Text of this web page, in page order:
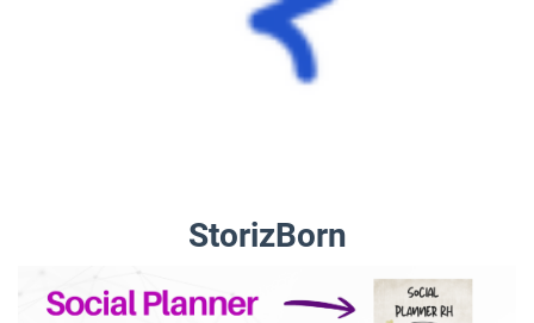
StorizBorn